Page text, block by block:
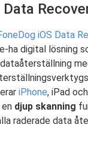
Data
iOS Data
ha digital lösning
iPhone, iPad
djup skanning
raderade data